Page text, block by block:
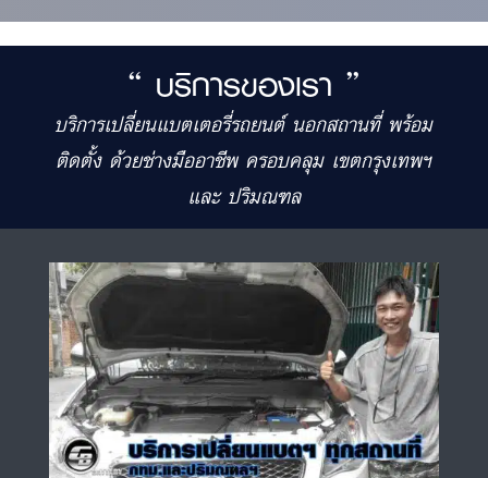
“ บริการของเรา ”
บริการเปลี่ยนแบตเตอรี่รถยนต์ นอกสถานที่ พร้อม
ติดตั้ง ด้วยช่างมืออาชีพ ครอบคลุม เขตกรุงเทพฯ
และ ปริมณฑล